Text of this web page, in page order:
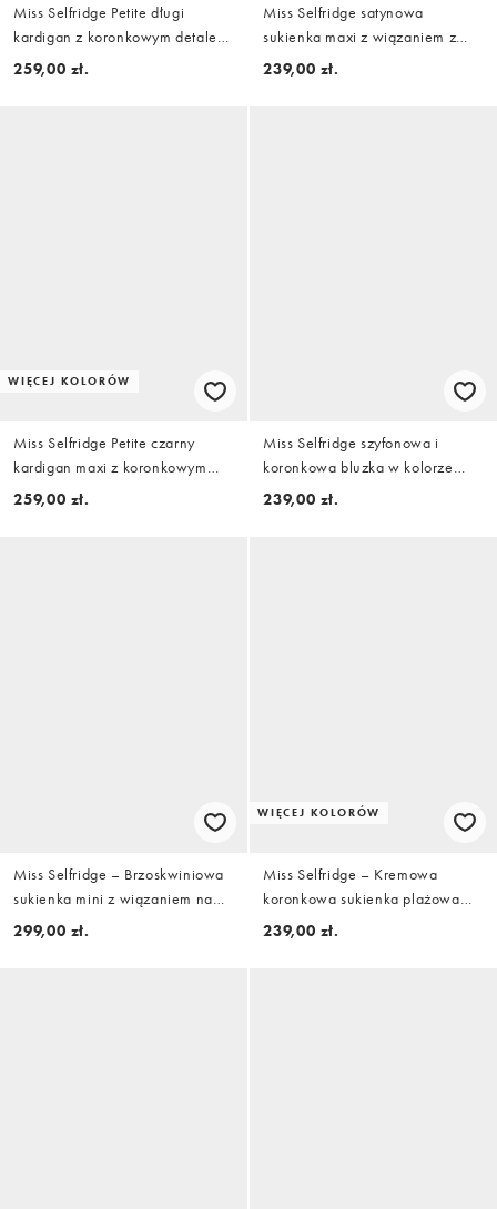
Miss Selfridge Petite długi
kardigan z koronkowym detalem
w kolorze oatmeal
259,00 zł.
Miss Selfridge satynowa
sukienka maxi z wiązaniem z
tyłu w kolorze czerwonym
239,00 zł.
WIĘCEJ KOLORÓW
Miss Selfridge Petite czarny
kardigan maxi z koronkowym
wykończeniem mankietów
259,00 zł.
Miss Selfridge szyfonowa i
koronkowa bluzka w kolorze
baby pink
239,00 zł.
Miss Selfridge – Brzoskwiniowa
sukienka mini z wiązaniem na
ramionach i koronkową wstawką
299,00 zł.
WIĘCEJ KOLORÓW
Miss Selfridge – Kremowa
koronkowa sukienka plażowa
mini z haftowanym wzorem i
239,00 zł.